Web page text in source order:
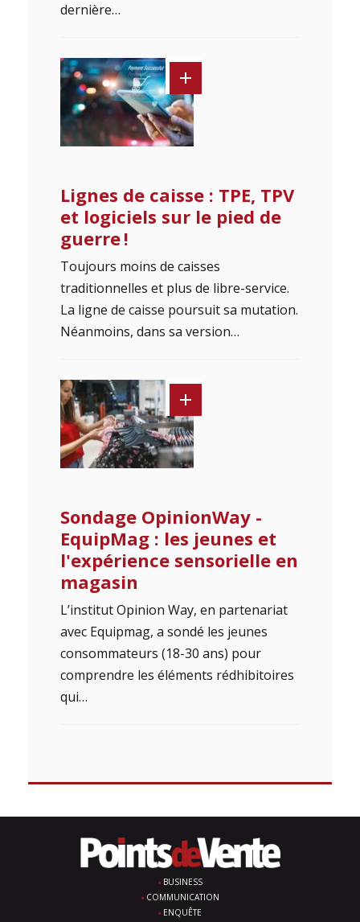
dernière…
Lignes de caisse : TPE, TPV
et logiciels sur le pied de
guerre !
Toujours moins de caisses
traditionnelles et plus de libre-service.
La ligne de caisse poursuit sa mutation.
Néanmoins, dans sa version…
Sondage OpinionWay -
EquipMag : les jeunes et
l'expérience sensorielle en
magasin
L’institut Opinion Way, en partenariat
avec Equipmag, a sondé les jeunes
consommateurs (18-30 ans) pour
comprendre les éléments rédhibitoires
qui…
BUSINESS
COMMUNICATION
ENQUÊTE